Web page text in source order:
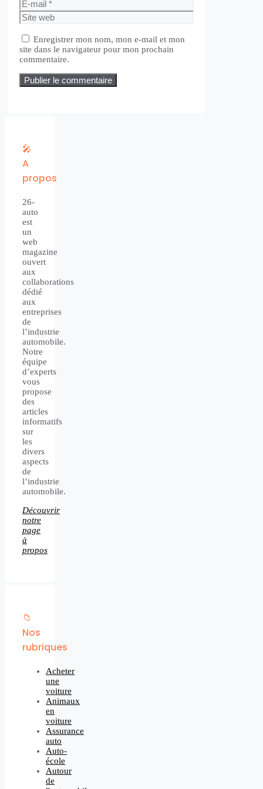
mail
Site
web
Enregistrer mon nom, mon e-mail et mon
site dans le navigateur pour mon prochain
commentaire.
🎤
A
propos
26-
auto
est
un
web
magazine
ouvert
aux
collaborations
dédié
aux
entreprises
de
l’industrie
automobile.
Notre
équipe
d’experts
vous
propose
des
articles
informatifs
sur
les
divers
aspects
de
l’industrie
automobile.
Découvrir
notre
page
à
propos
📁
Nos
rubriques
Acheter
une
voiture
Animaux
en
voiture
Assurance
auto
Auto-
école
Autour
de